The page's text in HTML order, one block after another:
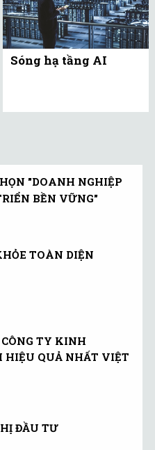
Sóng hạ tầng AI
"DOANH NGHIỆP
BỀN VỮNG"
TOÀN DIỆN
TY KINH
HIỆU QUẢ NHẤT VIỆT
ĐẦU TƯ